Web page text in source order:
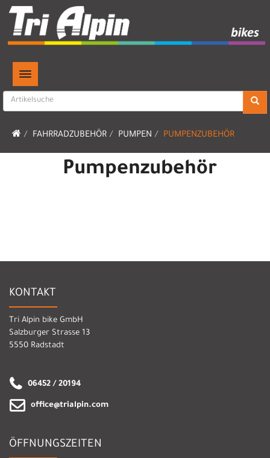
TOGGLE NAVIGATION
FAHRRADZUBEHÖR PUMPEN PUMPENZUBEHÖR
Pumpenzubehör
KONTAKT
Tri Alpin bike GmbH
Salzburger Strasse 13
5550 Radstadt
06452 / 20194
office@trialpin.com
ÖFFNUNGSZEITEN